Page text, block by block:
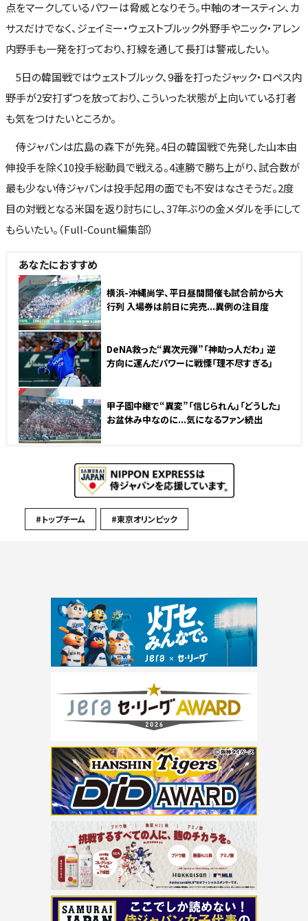
点をマークしているパワーは脅威となりそう。中軸のオースティン、カ
サスだけでなく、ジェイミー・ウェストブルック外野手やニック・アレン
内野手も一発を打っており、打線を通して長打は警戒したい。
5日の韓国戦ではウェストブルック、9番を打ったジャック・ロペス内
野手が2安打ずつを放っており、こういった状態が上向いている打者
も気をつけたいところか。
侍ジャパンは広島の森下が先発。4日の韓国戦で先発した山本由
伸投手を除く10投手総動員で戦える。4連勝で勝ち上がり、試合数が
最も少ない侍ジャパンは投手起用の面でも不安はなさそうだ。2度
目の対戦となる米国を返り討ちにし、37年ぶりの金メダルを手にして
もらいたい。（Full-Count編集部）
あなたにおすすめ
NEW
横浜-沖縄尚学、平日昼間開催も試合前から大
行列 入場券は前日に完売...異例の注目度
DeNA救った“異次元弾”「神助っ人だわ」 逆
方向に運んだパワーに戦慄「理不尽すぎる」
NEW
甲子園中継で“異変”「信じられん」「どうした」
お盆休み中なのに...気になるファン続出
#トップチーム #東京オリンピック